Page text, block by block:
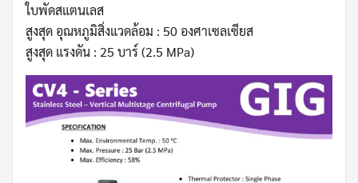
ใบพัดสแตนเลส
สูงสุด อุณหภูมิสิ่งแวดล้อม : 50 องศาเซลเซียส
สูงสุด แรงดัน : 25 บาร์ (2.5 MPa)